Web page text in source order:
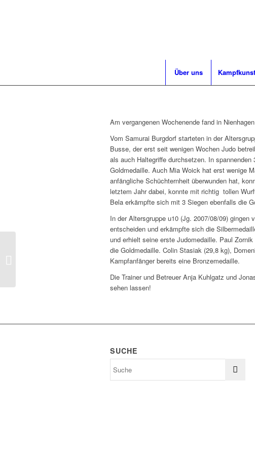
Über uns Kampfkunst
Am vergangenen Wochenende fand in
Vom Samurai Burgdorf starteten in der
Busse, der erst seit wenigen Wochen Judo
als auch Haltegriffe durchsetzen. In
Goldmedaille. Auch Mia Woick hat erst wenige
anfängliche Schüchternheit überwunden hat,
letztem Jahr dabei, konnte mit richtig tollen
Bela erkämpfte sich mit 3 Siegen ebenfalls die
In der Altersgruppe u10 (Jg. 2007/08/09)
entscheiden und erkämpfte sich die
und erhielt seine erste Judomedaille. Paul
die Goldmedaille. Colin Stasiak (29,8 kg),
Kampfanfänger bereits eine Bronzemedaille.
Die Trainer und Betreuer Anja Kuhlgatz und
sehen lassen!
SUCHE